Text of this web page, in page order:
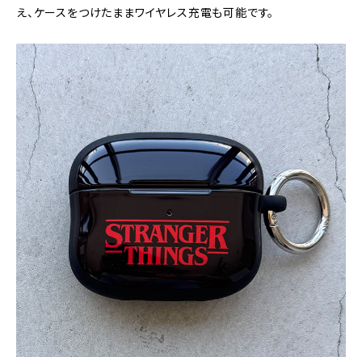
え、ケースをつけたままワイヤレス充電も可能です。